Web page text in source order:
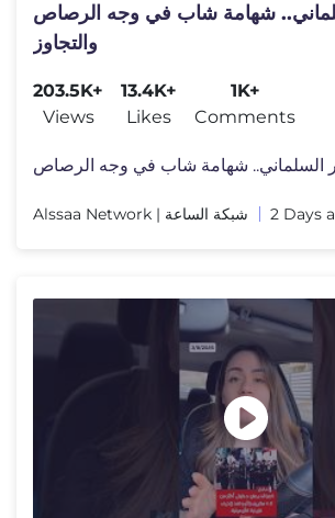
شهامة شاب في وجه الرصاص
والتجاوز
203.5K+
Views
13.4K+
Likes
1K+
Comments
السلماني.. شهامة شاب في وجه الرصاص
Alssaa Network | شبكة الساعة 2 Days